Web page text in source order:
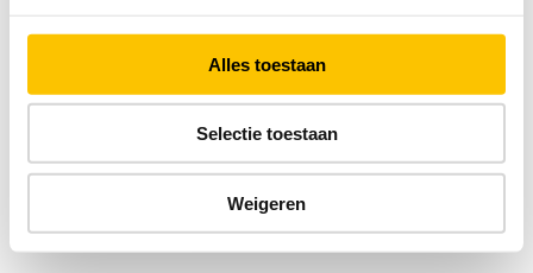
Alles toestaan
Selectie toestaan
Weigeren